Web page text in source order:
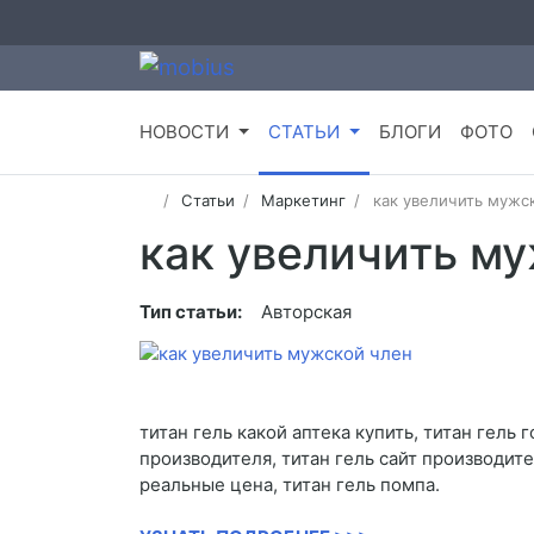
НОВОСТИ СТАТЬИ БЛОГИ ФОТО
Статьи Маркетинг как увеличить
как увеличить
Тип статьи: Авторская
титан гель какой аптека купить, титан
производителя, титан гель сайт
реальные цена, титан гель помпа.